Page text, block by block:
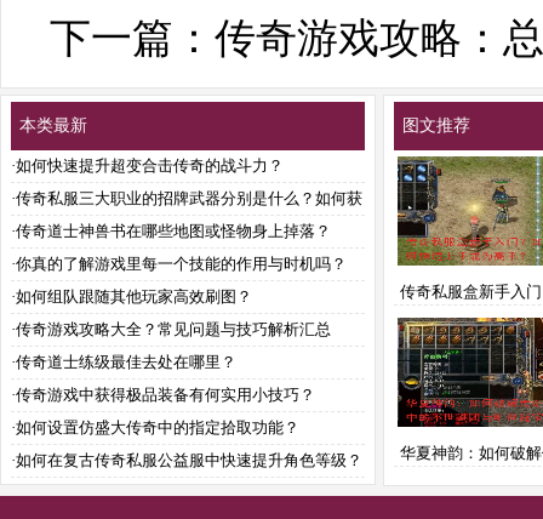
下一篇： 传奇游戏攻略：
本类最新
·如何快速提升超变合击传奇的战斗力？
·传奇私服三大职业的招牌武器分别是什么？如何获
取与强化？
·传奇道士神兽书在哪些地图或怪物身上掉落？
·你真的了解游戏里每一个技能的作用与时机吗？
·如何组队跟随其他玩家高效刷图？
·传奇游戏攻略大全？常见问题与技巧解析汇总
·传奇道士练级最佳去处在哪里？
·传奇游戏中获得极品装备有何实用小技巧？
·如何设置仿盛大传奇中的指定拾取功能？
·如何在复古传奇私服公益服中快速提升角色等级？
图文推荐
传奇私服盒新手入
快速上手成为高
华夏神韵：如何破
戏中的不世谜团与